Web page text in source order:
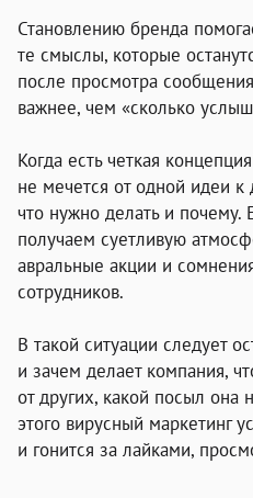
Становлению бренда
те смыслы, которые
после просмотра
важнее, чем «сколько
Когда есть четкая
не мечется от одной идеи к
что нужно делать и почему.
получаем суетливую
авральные акции и
сотрудников.
В такой ситуации следует
и зачем делает компания,
от других, какой посыл она
этого вирусный маркетинг
и гонится за лайками,